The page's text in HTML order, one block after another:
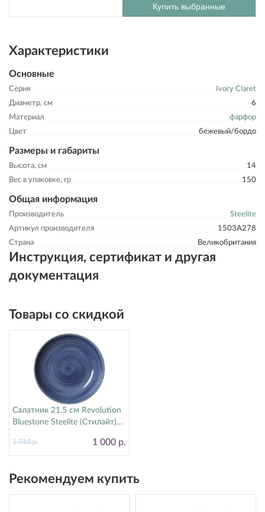
Купить выбранные
Характеристики
Основные
Серия
Ivory Claret
Диаметр, см
6
Материал
фарфор
Цвет
бежевый/бордо
Размеры и габариты
Высота, см
14
Вес в упаковке, гр
150
Общая информация
Производитель
Steelite
Артикул производителя
1503A278
Страна
Великобритания
Инструкция, сертификат и другая
документация
Товары со скидкой
Салатник 21.5 см Revolution
Bluestone Steelite (Стилайт)
1 000 р.
1 710 р.
Рекомендуем купить